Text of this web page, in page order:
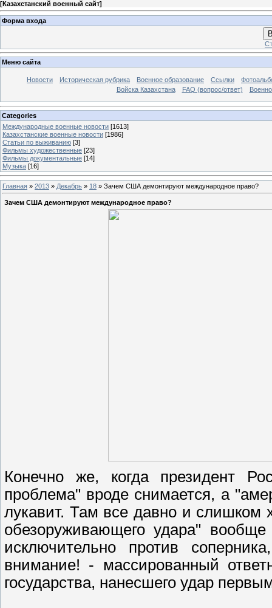
[Казахстанский военный сайт]
Форма входа
Меню сайта
Новости Историческая рубрика Военное образование Ссылки
Войска Казахстана
FAQ (вопрос/ответ)
Categories
Международные военные новости [1613]
Казахстанские военные новости [1986]
Статьи по выживанию [3]
Фильмы художественные [23]
Фильмы документальные [14]
Музыка [16]
Главная » 2013 » Декабрь » 18 » Зачем США демонтируют международное право?
Зачем США демонтируют международное право?
Конечно же, когда президент
проблема" вроде снимается, а
лукавит. Там все давно и слишком
обезоруживающего удара"
исключительно против
внимание! - массированный
государства, нанесшего удар